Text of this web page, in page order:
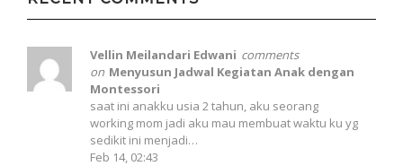
Vellin Meilandari Edwani comments
on Menyusun Jadwal Kegiatan Anak dengan
Montessori
saat ini anakku usia 2 tahun, aku seorang
working mom jadi aku mau membuat waktu ku yg
sedikit ini menjadi…
Feb 14, 02:43